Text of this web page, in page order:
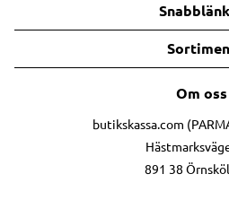
Om oss
butikskassa.com
891 38